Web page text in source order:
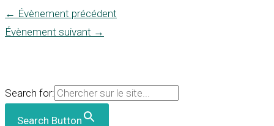
← Évènement précédent
Évènement suivant →
Search for:
Search Button